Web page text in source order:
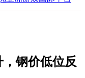
钢价低位反